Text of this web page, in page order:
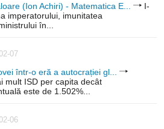
(Ion Achiri) - Matematica E...
I-
imperatorului, imunitatea
în...
07
într-o eră a autocrației gl...
mult ISD per capita decât
este de 1.502%...
06